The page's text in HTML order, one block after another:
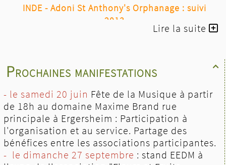

Prochaines manifestations
- le samedi 20 juin Fête de la Musique à partir
de 18h au domaine Maxime Brand rue
principale à Ergersheim : Participation à
l'organisation et au service. Partage des
bénéfices entre les associations participantes.
- le dimanche 27 septembre : stand EEDM à
INDE - Adoni St Anthony's Orphanage : suivi
2013
Lire la suite